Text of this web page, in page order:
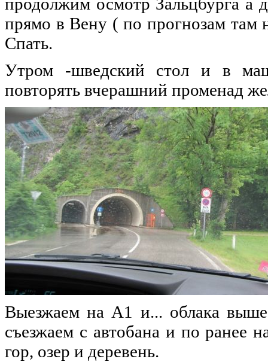
прямо в Вену ( по прогнозам там
Спать.
Утром -шведский стол и в
повторять вчерашний променад
Выезжаем на А1 и... облака
съезжаем с автобана и по
гор, озер и деревень.